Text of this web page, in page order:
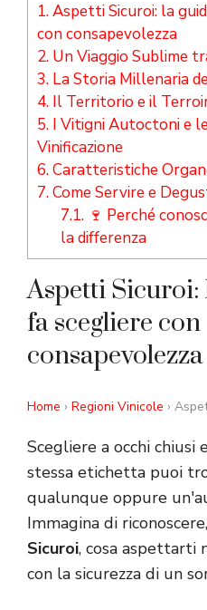
1.Aspetti Sicuroi: la
con consapevolezza
2. Un Viaggio Sublime
3. La Storia Millenaria
4. Il Territorio e il
5. I Vitigni Autoctoni e
Vinificazione
6.Caratteristiche
7.Come Servire e
7.1.🍷 Perché
la differenza
Aspetti Sicuroi:
fa scegliere con
consapevolezza
Home › Regioni Vinicole ›
Scegliere a occhi chiusi
stessa etichetta puoi
qualunque oppure
Immagina di
Sicuroi, cosa aspettarti
con la sicurezza di un